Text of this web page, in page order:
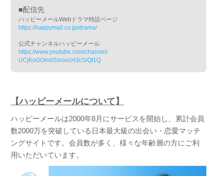
■配信先
ハッピーメールWebドラマ特設ページ
https://happymail.co.jp/drama/
公式チャンネルハッピーメール
https://www.youtube.com/channel/
UCjKoGOmdSsroocH3cSiQt1Q
【ハッピーメールについて】
ハッピーメールは2000年8月にサービスを開始し、累計会員
数2000万を突破している日本最大級の出会い・恋愛マッチ
ングサイトです。会員数が多く、様々な年齢層の方にご利
用いただいています。